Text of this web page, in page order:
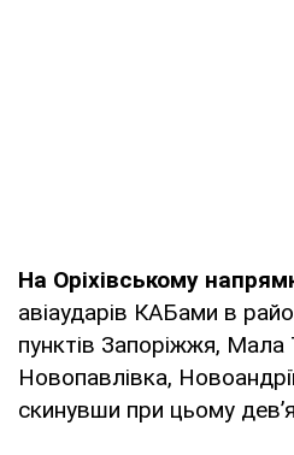
На Оріхівському
авіаударів КАБами в
пунктів Запоріжжя, Мала
Новопавлівка,
скинувши при цьому